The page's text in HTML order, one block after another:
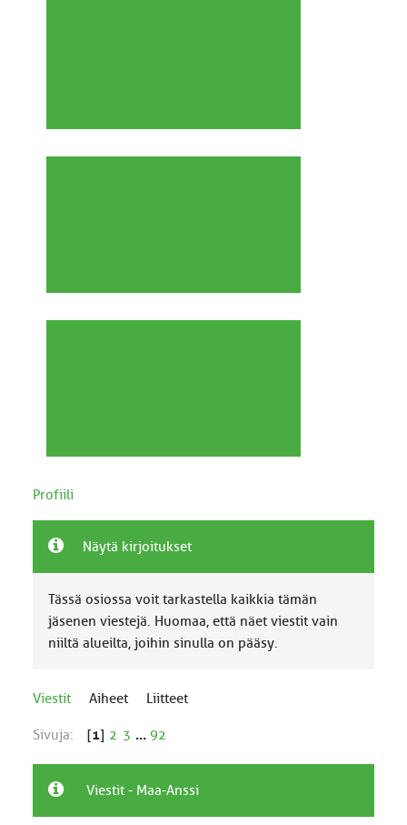
Profiili
Näytä kirjoitukset
Tässä osiossa voit tarkastella kaikkia tämän
jäsenen viestejä. Huomaa, että näet viestit vain
niiltä alueilta, joihin sinulla on pääsy.
Viestit Aiheet Liitteet
Sivuja: [1] 2 3 ... 92
Viestit - Maa-Anssi